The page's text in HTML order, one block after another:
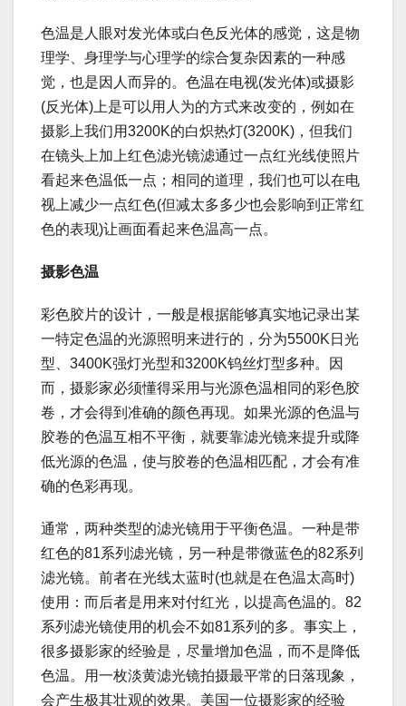
色温是人眼对发光体或白色反光体的感觉，这是物
理学、身理学与心理学的综合复杂因素的一种感
觉，也是因人而异的。色温在电视(发光体)或摄影
(反光体)上是可以用人为的方式来改变的，例如在
摄影上我们用3200K的白炽热灯(3200K)，但我们
在镜头上加上红色滤光镜滤通过一点红光线使照片
看起来色温低一点；相同的道理，我们也可以在电
视上减少一点红色(但减太多多少也会影响到正常红
色的表现)让画面看起来色温高一点。
摄影色温
彩色胶片的设计，一般是根据能够真实地记录出某
一特定色温的光源照明来进行的，分为5500K日光
型、3400K强灯光型和3200K钨丝灯型多种。因
而，摄影家必须懂得采用与光源色温相同的彩色胶
卷，才会得到准确的颜色再现。如果光源的色温与
胶卷的色温互相不平衡，就要靠滤光镜来提升或降
低光源的色温，使与胶卷的色温相匹配，才会有准
确的色彩再现。
通常，两种类型的滤光镜用于平衡色温。一种是带
红色的81系列滤光镜，另一种是带微蓝色的82系列
滤光镜。前者在光线太蓝时(也就是在色温太高时)
使用：而后者是用来对付红光，以提高色温的。82
系列滤光镜使用的机会不如81系列的多。事实上，
很多摄影家的经验是，尽量增加色温，而不是降低
色温。用一枚淡黄滤光镜拍摄最平常的日落现象，
会产生极其壮观的效果。美国一位摄影家的经验